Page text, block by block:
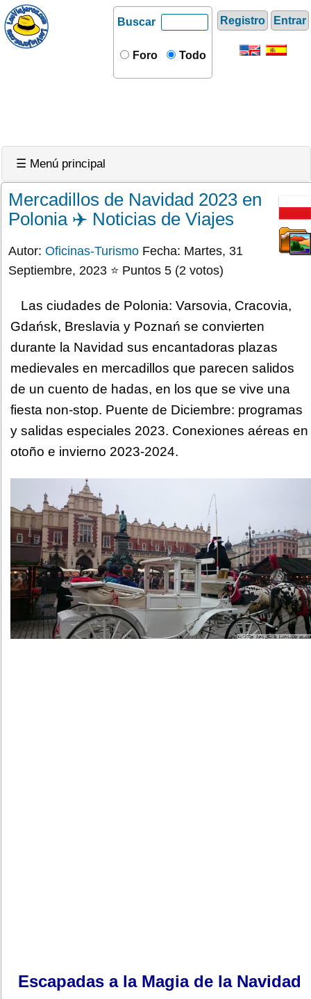
Registro Entrar
Buscar
Foro Todo
☰ Menú principal
Mercadillos de Navidad 2023 en
Polonia ✈️ Noticias de Viajes
Autor: Oficinas-Turismo Fecha: Martes, 31
Septiembre, 2023 ⭐ Puntos 5 (2 votos)
Las ciudades de Polonia: Varsovia, Cracovia,
Gdańsk, Breslavia y Poznań se convierten
durante la Navidad sus encantadoras plazas
medievales en mercadillos que parecen salidos
de un cuento de hadas, en los que se vive una
fiesta non-stop. Puente de Diciembre: programas
y salidas especiales 2023. Conexiones aéreas en
otoño e invierno 2023-2024.
Escapadas a la Magia de la Navidad